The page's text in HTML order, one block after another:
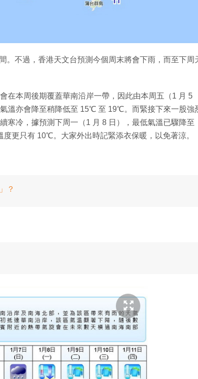
不過，香港天文台預測今個周末將會下雨，而至下周
在本周後期覆蓋華南沿岸一帶，因此由本周五（1 月 5
溫亦會降至稍降低至 15℃ 至 19℃。而緊接下來一股強
寒冷，據預測下周一（1 月 8 日），最低氣溫已驟降至
更只有 10℃。大家外出時記緊添衣保暖，以免著涼。
？